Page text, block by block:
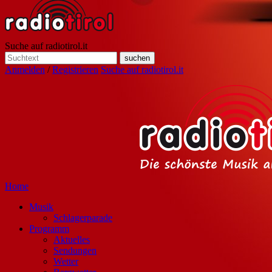
Suche auf radiotirol.it
Anmelden /Registrieren Suche auf radiotirol.it
Home
Musik
Schlagerparade
Programm
Aktuelles
Sendungen
Wetter